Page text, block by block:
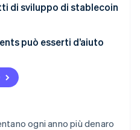
costruendo l'infrastruttura
di sviluppo di stablecoin
normativa
può esserti d’aiuto
ogni anno più denaro